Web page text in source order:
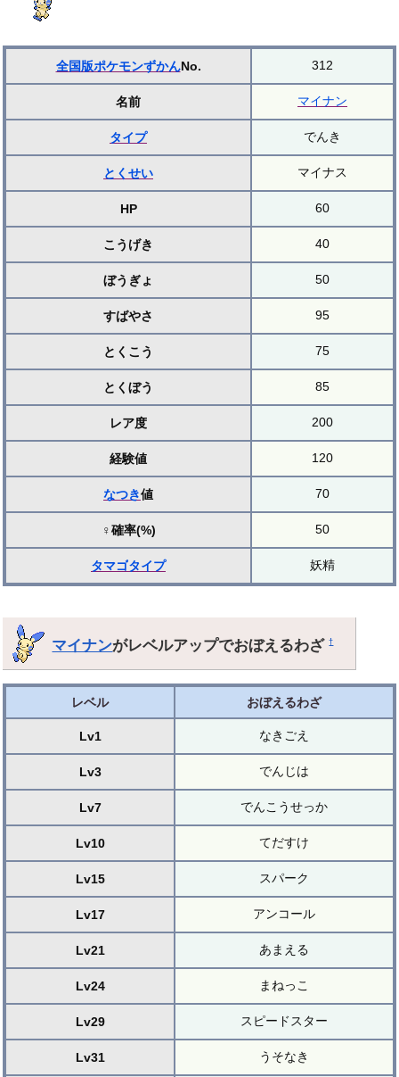
全国版ポケモンずかんNo. 312
名前 マイナン
タイプ でんき
とくせい マイナス
HP 60
こうげき 40
ぼうぎょ 50
すばやさ 95
とくこう 75
とくぼう 85
レア度 200
経験値 120
なつき値 70
♀確率(%) 50
タマゴタイプ 妖精
マイナンがレベルアップでおぼえるわざ†
レベル おぼえるわざ
Lv1 なきごえ
Lv3 でんじは
Lv7 でんこうせっか
Lv10 てだすけ
Lv15 スパーク
Lv17 アンコール
Lv21 あまえる
Lv24 まねっこ
Lv29 スピードスター
Lv31 うそなき